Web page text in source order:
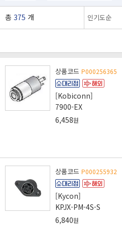
총 375 개
상품코드 P000256365
[Kobiconn]
7900-EX
6,458원
상품코드 P000255932
[Kycon]
KPJX-PM-4S-S
6,840원